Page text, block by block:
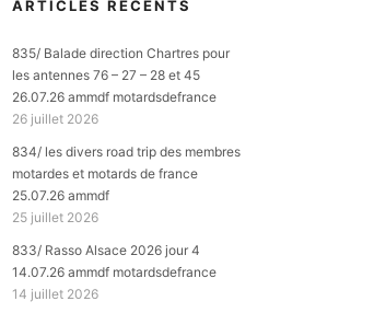
ARTICLES RÉCENTS
835/ Balade direction Chartres pour
les antennes 76 – 27 – 28 et 45
26.07.26 ammdf motardsdefrance
26 juillet 2026
834/ les divers road trip des membres
motardes et motards de france
25.07.26 ammdf
25 juillet 2026
833/ Rasso Alsace 2026 jour 4
14.07.26 ammdf motardsdefrance
14 juillet 2026